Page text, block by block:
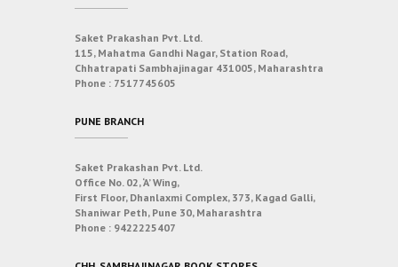
Saket Prakashan Pvt. Ltd.
115, Mahatma Gandhi Nagar, Station Road,
Chhatrapati Sambhajinagar 431005, Maharashtra
Phone : 7517745605
PUNE BRANCH
Saket Prakashan Pvt. Ltd.
Office No. 02, ‘A’ Wing,
First Floor, Dhanlaxmi Complex, 373, Kagad Galli,
Shaniwar Peth, Pune 30, Maharashtra
Phone : 9422225407